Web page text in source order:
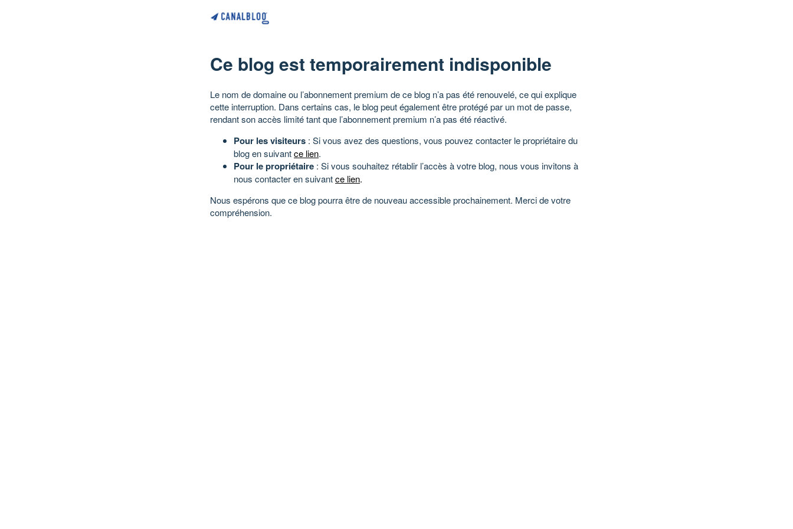
Ce blog est temporairement indisponible
Le nom de domaine ou l’abonnement premium de ce blog n’a pas été renouvelé, ce qui explique
cette interruption. Dans certains cas, le blog peut également être protégé par un mot de passe,
rendant son accès limité tant que l’abonnement premium n’a pas été réactivé.
Pour les visiteurs : Si vous avez des questions, vous pouvez contacter le propriétaire du
blog en suivantce lien.
Pour le propriétaire : Si vous souhaitez rétablir l’accès à votre blog, nous vous invitons à
nous contacter en suivantce lien.
Nous espérons que ce blog pourra être de nouveau accessible prochainement. Merci de votre
compréhension.